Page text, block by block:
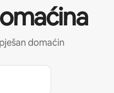
domaćin